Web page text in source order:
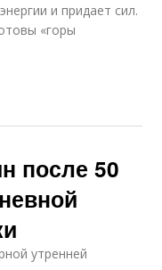
и придает сил.
«горы
после 50
утренней